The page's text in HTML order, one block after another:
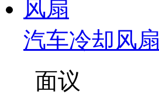
汽车冷却风扇
面议